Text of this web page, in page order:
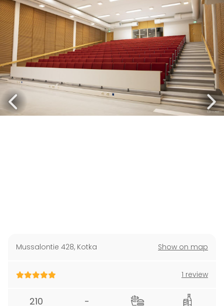
Mussalontie 428, Kotka Show on map
1 review
210 -